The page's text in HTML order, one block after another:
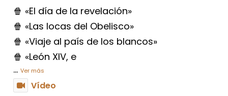
🍿 «El día de la revelación»
🍿 «Las locas del Obelisco»
🍿 «Viaje al país de los blancos»
🍿 «León XIV, e
... Ver más
Vídeo